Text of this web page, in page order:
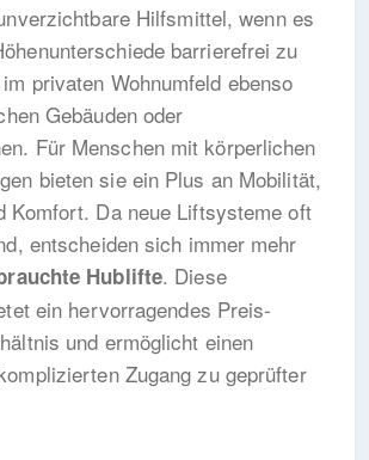
Hilfsmittel, wenn es
barrierefrei zu
privaten Wohnumfeld ebenso
Gebäuden oder
Für Menschen mit körperlichen
bieten sie ein Plus an Mobilität,
Komfort. Da neue Liftsysteme oft
entscheiden sich immer mehr
Hublifte. Diese
ein hervorragendes Preis-
und ermöglicht einen
Zugang zu geprüfter